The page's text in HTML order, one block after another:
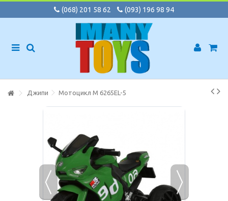
(068) 201 58 62 (093) 196 98 94
Джипи Мотоцикл M 6265EL-5